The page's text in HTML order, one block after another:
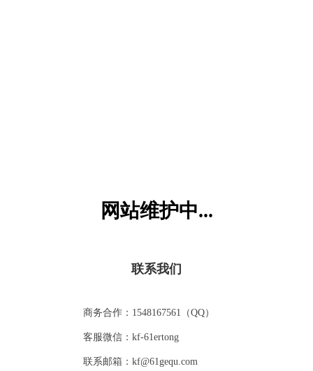
网站维护中...
联系我们
商务合作：1548167561（QQ）
客服微信：kf-61ertong
联系邮箱：kf@61gequ.com